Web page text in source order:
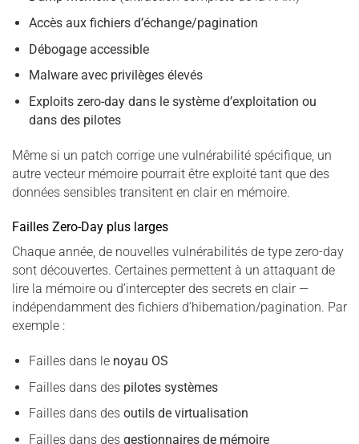
Accès aux fichiers d’échange/pagination
Débogage accessible
Malware avec privilèges élevés
Exploits zero-day dans le système d’exploitation ou
dans des pilotes
Même si un patch corrige une vulnérabilité spécifique, un
autre vecteur mémoire pourrait être exploité tant que des
données sensibles transitent en clair en mémoire.
Failles Zero-Day plus larges
Chaque année, de nouvelles vulnérabilités de type zero-day
sont découvertes. Certaines permettent à un attaquant de
lire la mémoire ou d’intercepter des secrets en clair —
indépendamment des fichiers d’hibernation/pagination. Par
exemple :
Failles dans le noyau OS
Failles dans des pilotes systèmes
Failles dans des outils de virtualisation
Failles dans des gestionnaires de mémoire